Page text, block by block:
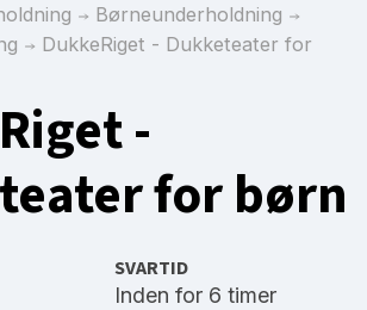
Børneunderholdning
DukkeRiget - Dukketeater for
-
for børn
SVARTID
Inden for 6 timer